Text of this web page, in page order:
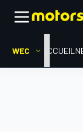
WEC ACCUEIL